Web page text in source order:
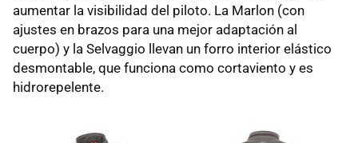
aumentar la visibilidad del piloto. La Marlon (con
ajustes en brazos para una mejor adaptación al
cuerpo) y la Selvaggio llevan un forro interior elástico
desmontable, que funciona como cortaviento y es
hidrorepelente.